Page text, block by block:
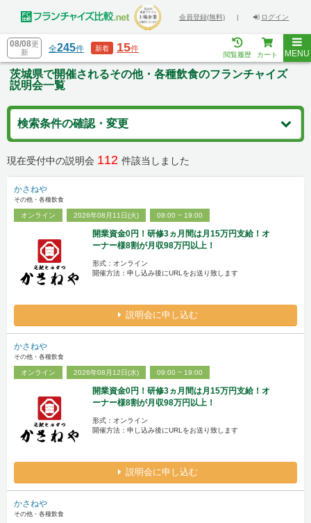
会員登録(無料) | ログイン
08/08更
新
全245件 新着 15件
閲覧履歴 カート MENU
茨城県で開催されるその他・各種飲食のフランチャイズ
説明会一覧
検索条件の確認・変更
現在受付中の説明会 112 件該当しました
かさねや
その他・各種飲食
オンライン 2026年08月11日(火) 09:00 ~ 19:00
開業資金0円！研修3ヵ月間は月15万円支給！オ
ーナー様8割が月収98万円以上！
形式：オンライン
開催方法：申し込み後にURLをお送り致します
説明会に申し込む
かさねや
その他・各種飲食
オンライン 2026年08月12日(水) 09:00 ~ 19:00
開業資金0円！研修3ヵ月間は月15万円支給！オ
ーナー様8割が月収98万円以上！
形式：オンライン
開催方法：申し込み後にURLをお送り致します
説明会に申し込む
かさねや
その他・各種飲食